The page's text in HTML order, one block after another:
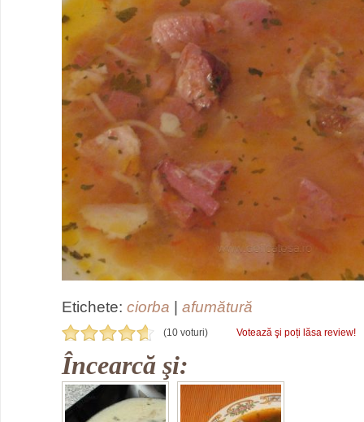
Etichete: ciorba | afumătură
(10 voturi) Votează şi poți lăsa review!
Încearcă şi: